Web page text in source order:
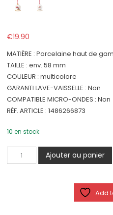
€19.90
MATIÈRE : Porcelaine haut de
TAILLE : env. 58 mm
COULEUR : multicolore
GARANTI LAVE-VAISSELLE : Non
COMPATIBLE MICRO-ONDES : Non
RÉF. ARTICLE : 1486266873
10 en stock
quantité
de
Ajouter au panier
Add